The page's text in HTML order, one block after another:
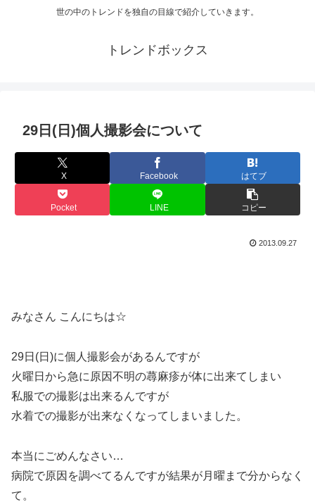
世の中のトレンドを独自の目線で紹介していきます。
トレンドボックス
29日(日)個人撮影会について
X Facebook はてブ
Pocket LINE コピー
2013.09.27
みなさん こんにちは☆
29日(日)に個人撮影会があるんですが
火曜日から急に原因不明の蕁麻疹が体に出来てしまい
私服での撮影は出来るんですが
水着での撮影が出来なくなってしまいました。
本当にごめんなさい…
病院で原因を調べてるんですが結果が月曜まで分からなく
て。